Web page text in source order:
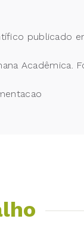
publicado
Acadêmica.